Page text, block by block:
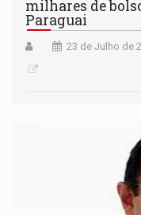
milhares de
Paraguai
23 de Julho de